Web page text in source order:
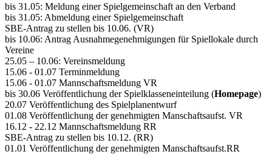
bis 31.05: Meldung einer Spielgemeinschaft an den Verband
bis 31.05: Abmeldung einer Spielgemeinschaft
SBE-Antrag zu stellen bis 10.06. (VR)
bis 10.06: Antrag Ausnahmegenehmigungen für Spiellokale durch
Vereine
25.05 – 10.06: Vereinsmeldung
15.06 - 01.07 Terminmeldung
15.06 - 01.07 Mannschaftsmeldung VR
bis 30.06 Veröffentlichung der Spielklasseneinteilung (Homepage)
20.07 Veröffentlichung des Spielplanentwurf
01.08 Veröffentlichung der genehmigten Manschaftsaufst. VR
16.12 - 22.12 Mannschaftsmeldung RR
SBE-Antrag zu stellen bis 10.12. (RR)
01.01 Veröffentlichung der genehmigten Manschaftsaufst.RR